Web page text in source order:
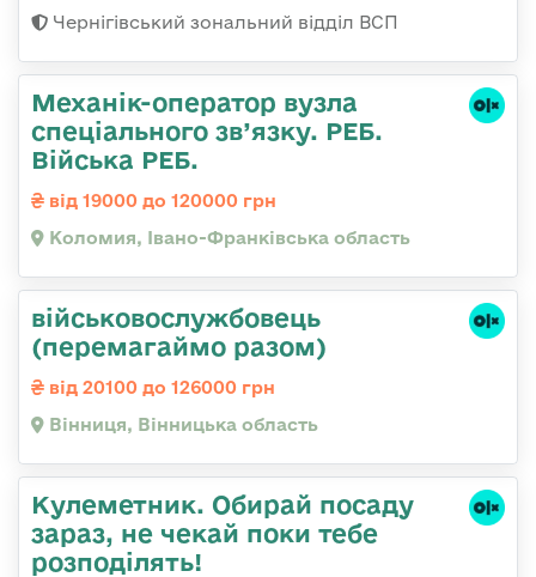
Чернігівський зональний відділ ВСП
Механік-оператор вузла
спеціального зв’язку. РЕБ.
Війська РЕБ.
від 19000 до 120000 грн
Коломия, Івано-Франківська область
військовослужбовець
(перемагаймо разом)
від 20100 до 126000 грн
Вінниця, Вінницька область
Кулеметник. Обирай посаду
зараз, не чекай поки тебе
розподілять!